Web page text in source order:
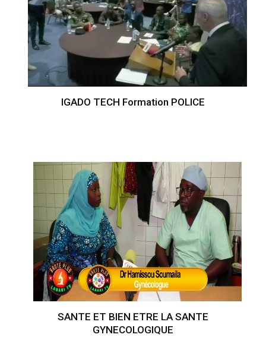
IGADO TECH Formation POLICE
SANTE ET BIEN ETRE LA SANTE
GYNECOLOGIQUE